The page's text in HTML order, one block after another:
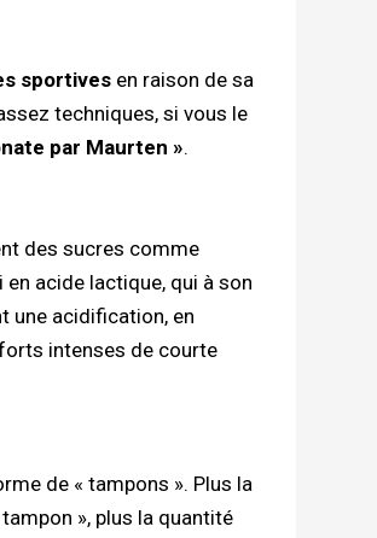
sportivesen raison de sa
techniques, si vous le
par Maurten ».
des sucres comme
acide lactique, qui à son
une acidification, en
intenses de courte
de « tampons ». Plus la
», plus la quantité